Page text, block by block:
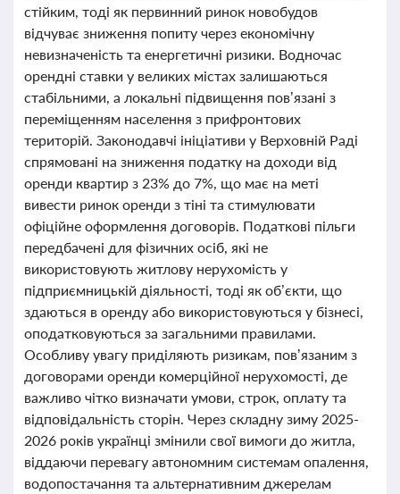
стійким, тоді як первинний ринок новобудов
відчуває зниження попиту через економічну
невизначеність та енергетичні ризики. Водночас
орендні ставки у великих містах залишаються
стабільними, а локальні підвищення пов’язані з
переміщенням населення з прифронтових
територій. Законодавчі ініціативи у Верховній Раді
спрямовані на зниження податку на доходи від
оренди квартир з 23% до 7%, що має на меті
вивести ринок оренди з тіні та стимулювати
офіційне оформлення договорів. Податкові пільги
передбачені для фізичних осіб, які не
використовують житлову нерухомість у
підприємницькій діяльності, тоді як об’єкти, що
здаються в оренду або використовуються у бізнесі,
оподатковуються за загальними правилами.
Особливу увагу приділяють ризикам, пов’язаним з
договорами оренди комерційної нерухомості, де
важливо чітко визначати умови, строк, оплату та
відповідальність сторін. Через складну зиму 2025-
2026 років українці змінили свої вимоги до житла,
віддаючи перевагу автономним системам опалення,
водопостачання та альтернативним джерелам